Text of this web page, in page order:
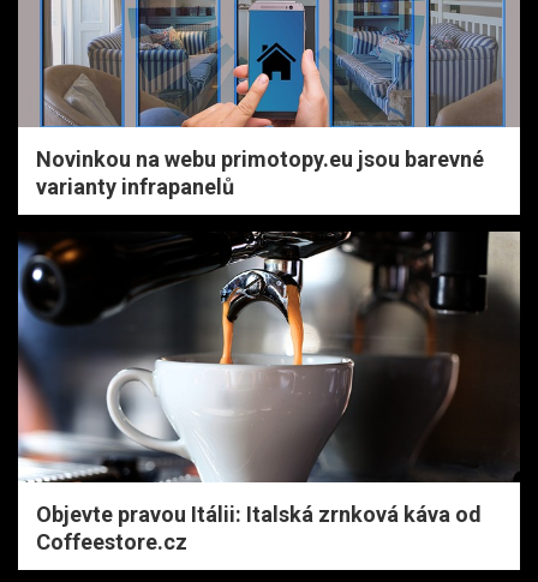
Novinkou na webu primotopy.eu jsou barevné
varianty infrapanelů
Objevte pravou Itálii: Italská zrnková káva od
Coffeestore.cz